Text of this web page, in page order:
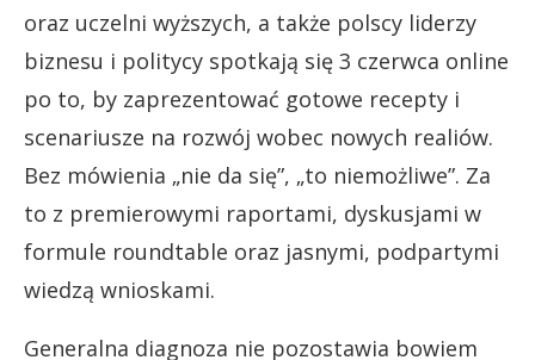
oraz uczelni wyższych, a także polscy liderzy
biznesu i politycy spotkają się 3 czerwca online
po to, by zaprezentować gotowe recepty i
scenariusze na rozwój wobec nowych realiów.
Bez mówienia „nie da się”, „to niemożliwe”. Za
to z premierowymi raportami, dyskusjami w
formule roundtable oraz jasnymi, podpartymi
wiedzą wnioskami.
Generalna diagnoza nie pozostawia bowiem